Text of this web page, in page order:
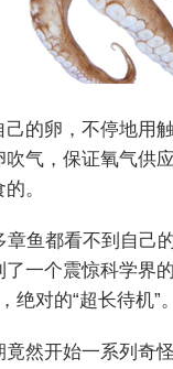
的卵，不停地用
气，保证氧气供
。
鱼都看不到自己
一个震惊科学界
对的“超长待机”。
然开始一系列奇